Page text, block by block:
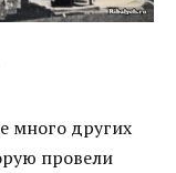
много других
провели